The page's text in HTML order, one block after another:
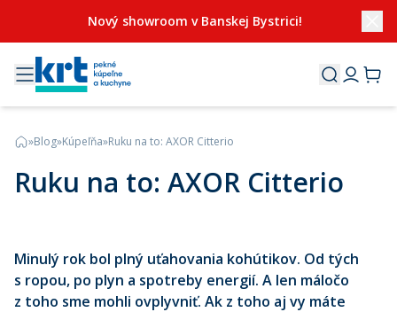
Nový showroom v Banskej Bystrici!
»Blog»Kúpeľňa»Ruku na to: AXOR Citterio
Ruku na to: AXOR Citterio
Minulý rok bol plný uťahovania kohútikov. Od tých
s ropou, po plyn a spotreby energií. A len máločo
z toho sme mohli ovplyvniť. Ak z toho aj vy máte